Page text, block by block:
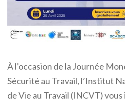
À l’occasion de la Journée
Sécurité au Travail, l’Institut
de Vie au Travail (INCVT)